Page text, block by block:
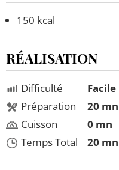
150 kcal
RÉALISATION
Difficulté
Préparation
Cuisson
Temps Total
Facile
20 mn
0 mn
20 mn